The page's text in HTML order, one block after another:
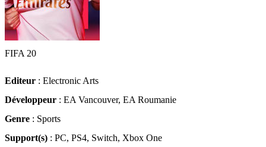
FIFA 20
Editeur : Electronic Arts
Développeur : EA Vancouver, EA Roumanie
Genre : Sports
Support(s) : PC, PS4, Switch, Xbox One